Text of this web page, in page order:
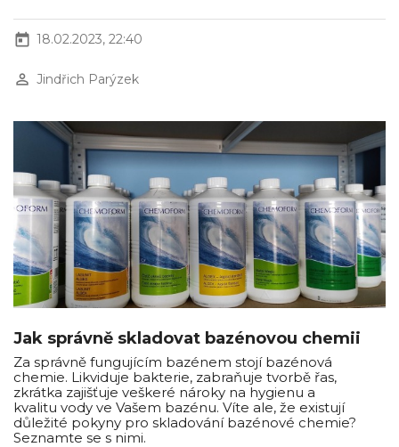
today 18.02.2023, 22:40
perm_identity Jindřich Parýzek
Jak správně skladovat bazénovou chemii
Za správně fungujícím bazénem stojí bazénová
chemie. Likviduje bakterie, zabraňuje tvorbě řas,
zkrátka zajišťuje veškeré nároky na hygienu a
kvalitu vody ve Vašem bazénu. Víte ale, že existují
důležité pokyny pro skladování bazénové chemie?
Seznamte se s nimi.